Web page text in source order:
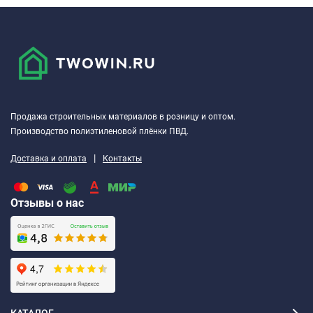
ВНИМАНИЕ! Время затирки швов и прохода указано из
температуры сокращают время, низкие увеличивают время
обработки и высыхания.
Продажа строительных материалов в розницу и оптом.
Производство полиэтиленовой плёнки ПВД.
Доставка и оплата | Контакты
Отзывы о нас